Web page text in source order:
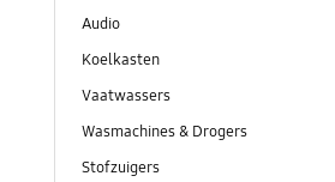
Audio
Koelkasten
Vaatwassers
Wasmachines & Drogers
Stofzuigers